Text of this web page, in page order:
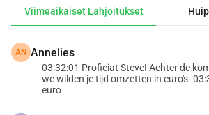
Center Parcs les Ardennesissa
kauniita muistoja symbolista maksua
tekee todella eron!
Viimeaikaiset Lahjoitukset
AN Annelies
03:32:01 Proficiat Steve! Achter de
we wilden je tijd omzetten in euro's.
euro